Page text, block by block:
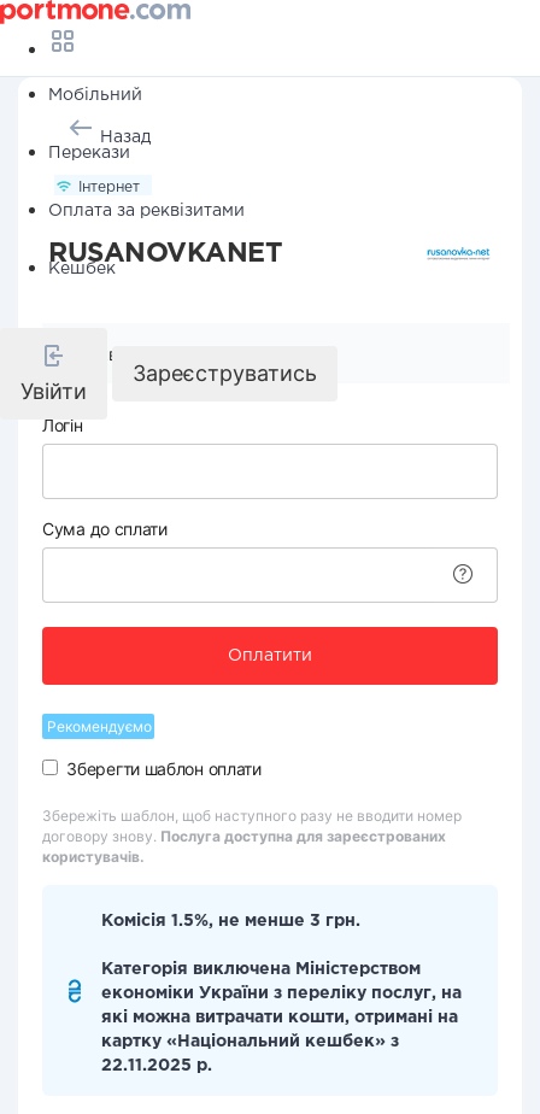
Мобільний
Перекази
Оплата за реквізитами
Кешбек
Увійти
Зареєструватись
Назад
Інтернет
RUSANOVKANET
Реквізити компанії
Логін
Сума до сплати
Оплатити
Рекомендуємо
Зберегти шаблон оплати
Збережіть шаблон, щоб наступного разу не вводити номер
договору знову. Послуга доступна для зареєстрованих
користувачів.
Комісія 1.5%, не менше 3 грн.
Категорія виключена Міністерством
економіки України з переліку послуг, на
які можна витрачати кошти, отримані на
картку «Національний кешбек» з
22.11.2025 р.